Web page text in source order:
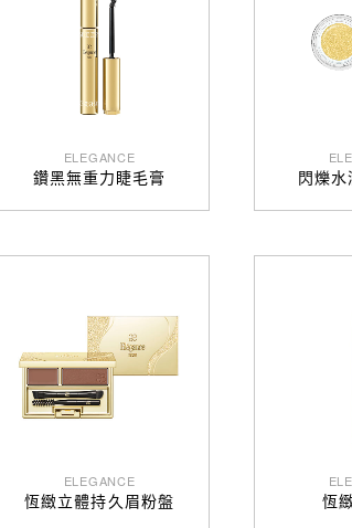
ELEGANCE
鑽黑無重力睫毛膏 閃爍
ELEGANCE
恆緻立體持久眉粉盤 恆